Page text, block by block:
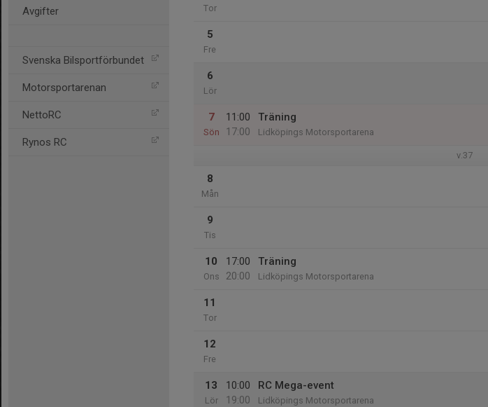
Avgifter
Svenska Bilsportförbundet
Motorsportarenan
NettoRC
Rynos RC
Tor
5
Fre
6
Lör
7
Sön
11:00
17:00
Träning
Lidköpings Motorsportarena
v.37
8
Mån
9
Tis
10
Ons
17:00
20:00
Träning
Lidköpings Motorsportarena
11
Tor
12
Fre
13
Lör
10:00
19:00
RC Mega-event
Lidköpings Motorsportarena